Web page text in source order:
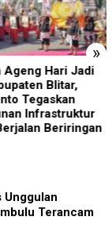
»
Ageng Hari Jadi
Blitar,
Tegaskan
Infrastruktur
Beriringan
Unggulan
Terancam